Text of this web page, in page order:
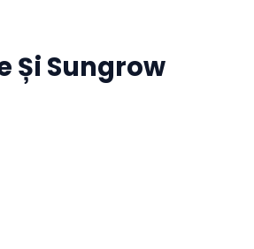
Și Sungrow